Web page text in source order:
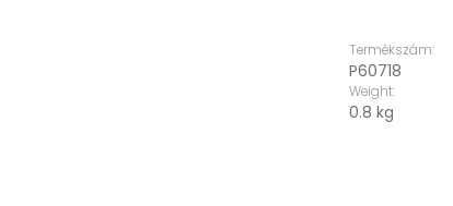
Termékszám:
P60718
Weight:
0.8 kg